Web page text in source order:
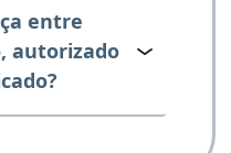
entre
autorizado